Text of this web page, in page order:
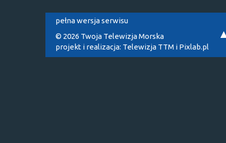
pełna wersja serwisu
© 2026 Twoja Telewizja Morska
projekt i realizacja: Telewizja TTM i Pixlab.pl